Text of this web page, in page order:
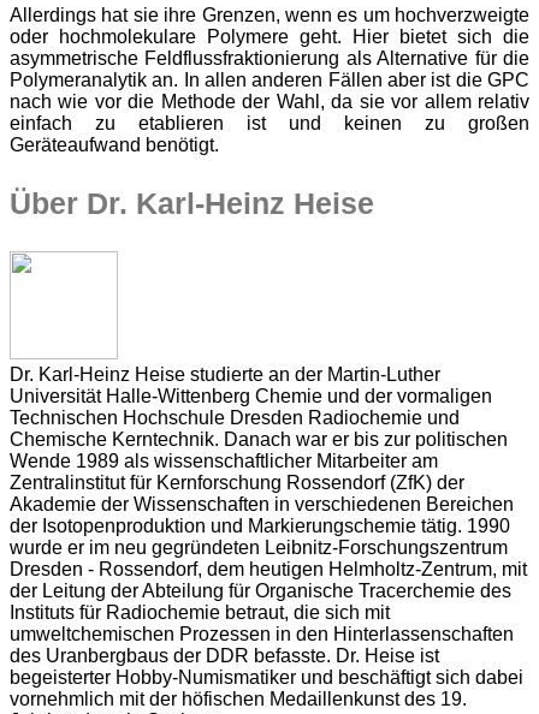
Allerdings hat sie ihre Grenzen, wenn es um hochverzweigte
oder hochmolekulare Polymere geht. Hier bietet sich die
asymmetrische Feldflussfraktionierung als Alternative für die
Polymeranalytik an. In allen anderen Fällen aber ist die GPC
nach wie vor die Methode der Wahl, da sie vor allem relativ
einfach zu etablieren ist und keinen zu großen
Geräteaufwand benötigt.
Über Dr. Karl-Heinz Heise
Dr. Karl-Heinz Heise studierte an der Martin-Luther
Universität Halle-Wittenberg Chemie und der vormaligen
Technischen Hochschule Dresden Radiochemie und
Chemische Kerntechnik. Danach war er bis zur politischen
Wende 1989 als wissenschaftlicher Mitarbeiter am
Zentralinstitut für Kernforschung Rossendorf (ZfK) der
Akademie der Wissenschaften in verschiedenen Bereichen
der Isotopenproduktion und Markierungschemie tätig. 1990
wurde er im neu gegründeten Leibnitz-Forschungszentrum
Dresden - Rossendorf, dem heutigen Helmholtz-Zentrum, mit
der Leitung der Abteilung für Organische Tracerchemie des
Instituts für Radiochemie betraut, die sich mit
umweltchemischen Prozessen in den Hinterlassenschaften
des Uranbergbaus der DDR befasste. Dr. Heise ist
begeisterter Hobby-Numismatiker und beschäftigt sich dabei
vornehmlich mit der höfischen Medaillenkunst des 19.